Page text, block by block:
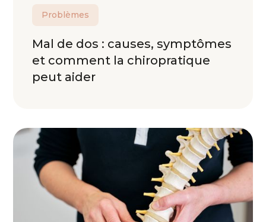
Problèmes
Mal de dos : causes, symptômes
et comment la chiropratique
peut aider